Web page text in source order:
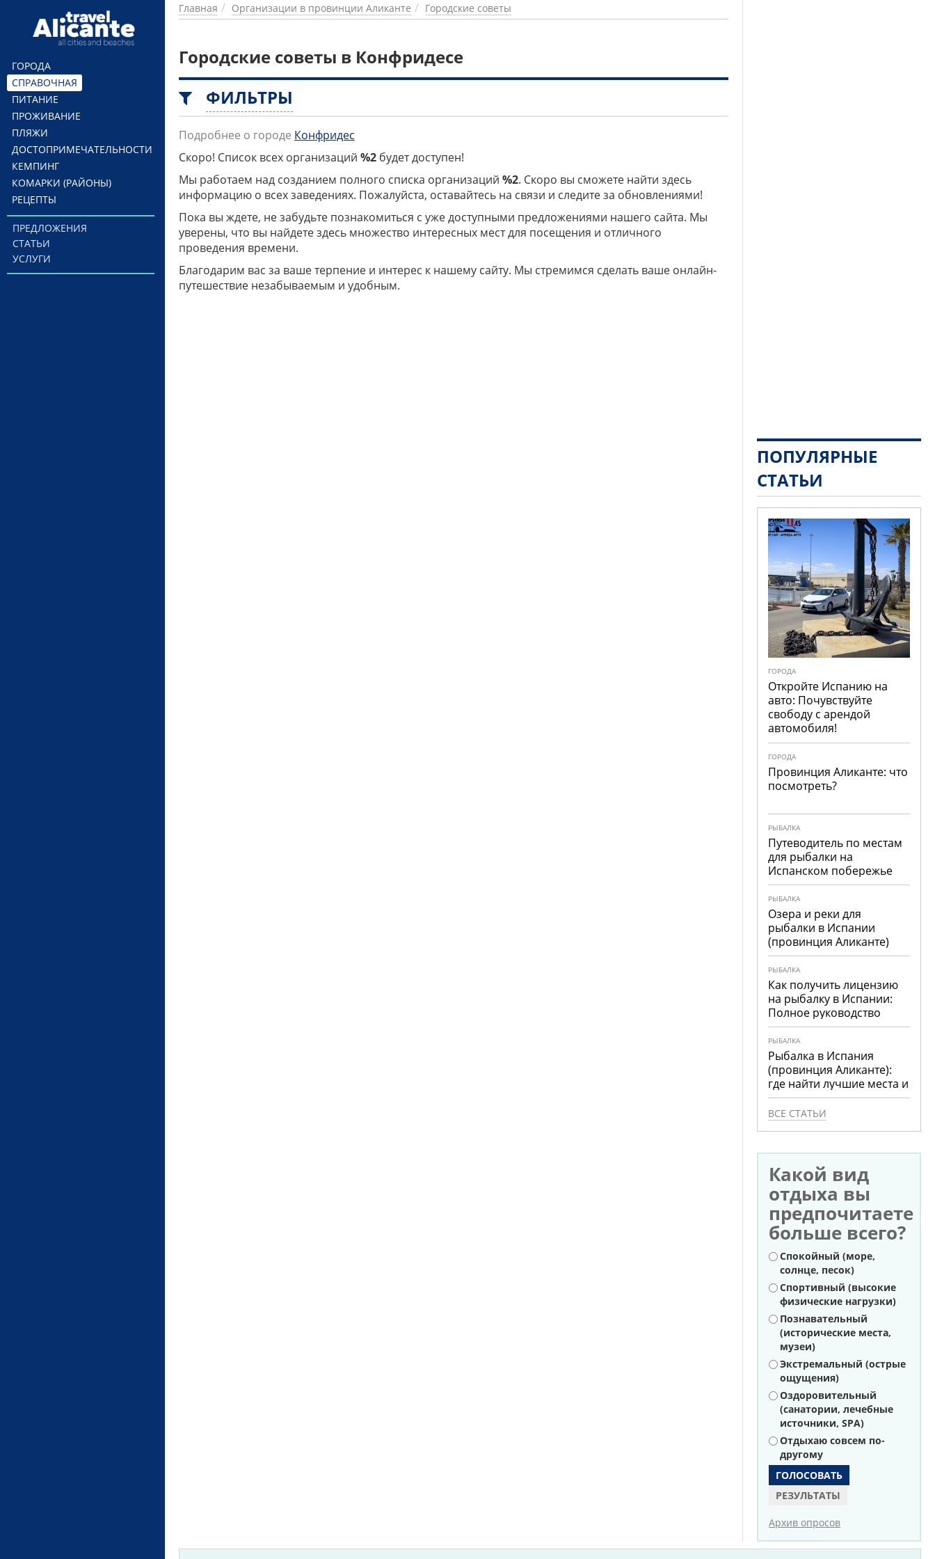
Перейти к основному содержанию
ГОРОДА
СПРАВОЧНАЯ
ПИТАНИЕ
ПРОЖИВАНИЕ
ПЛЯЖИ
ДОСТОПРИМЕЧАТЕЛЬНОСТИ
КЕМПИНГ
КОМАРКИ (РАЙОНЫ)
РЕЦЕПТЫ
ПРЕДЛОЖЕНИЯ
СТАТЬИ
УСЛУГИ
Главная Организации в провинции Аликанте Городские советы
Городские советы в Конфридесе
ФИЛЬТРЫ
Подробнее о городе Конфридес
Скоро! Список всех организаций %2 будет доступен!
Мы работаем над созданием полного списка организаций %2. Скоро вы сможете найти здесь
информацию о всех заведениях. Пожалуйста, оставайтесь на связи и следите за обновлениями!
Пока вы ждете, не забудьте познакомиться с уже доступными предложениями нашего сайта. Мы
уверены, что вы найдете здесь множество интересных мест для посещения и отличного
проведения времени.
Благодарим вас за ваше терпение и интерес к нашему сайту. Мы стремимся сделать ваше онлайн-
путешествие незабываемым и удобным.
ПОПУЛЯРНЫЕ
СТАТЬИ
ГОРОДА
Откройте Испанию на
авто: Почувствуйте
свободу с арендой
автомобиля!
ГОРОДА
Провинция Аликанте: что
посмотреть?
РЫБАЛКА
Путеводитель по местам
для рыбалки на
Испанском побережье
РЫБАЛКА
Озера и реки для
рыбалки в Испании
(провинция Аликанте)
РЫБАЛКА
Как получить лицензию
на рыбалку в Испании:
Полное руководство
РЫБАЛКА
Рыбалка в Испания
(провинция Аликанте):
где найти лучшие места и
что ловить
ВСЕ СТАТЬИ
Какой вид
отдыха вы
предпочитаете
больше всего?
Варианты
Спокойный (море,
солнце, песок)
Спортивный (высокие
физические нагрузки)
Познавательный
(исторические места,
музеи)
Экстремальный (острые
ощущения)
Оздоровительный
(санатории, лечебные
источники, SPA)
Отдыхаю совсем по-
другому
РЕЗУЛЬТАТЫ
Архив опросов